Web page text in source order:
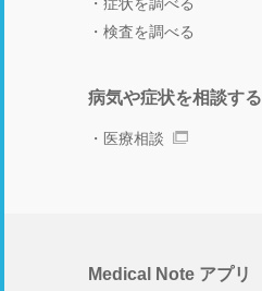
検査を調べる
病気や症状を相談する
医療相談
Medical Note アプリ